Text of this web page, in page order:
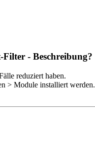
- Beschreibung?
reduziert haben.
> Module installiert werden.